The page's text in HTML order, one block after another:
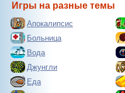
Игры на разные темы
Апокалипсис
Больница
Вода
Джунгли
Еда